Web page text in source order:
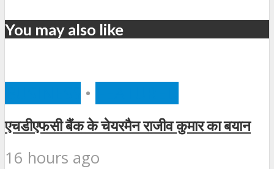
You may also like
•
एचडीएफसी बैंक के चेयरमैन राजीव कुमार का बयान
16 hours ago